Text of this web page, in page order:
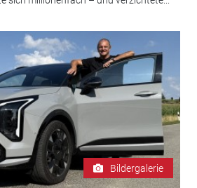
Bildergalerie